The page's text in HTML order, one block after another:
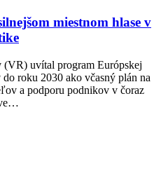
miestnom hlase v
uvítal program Európskej
roku 2030 ako včasný plán na
a podporu podnikov v čoraz